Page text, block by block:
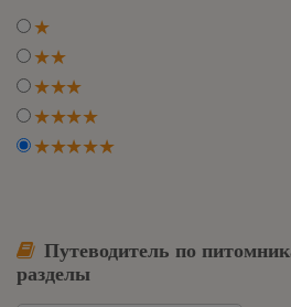
Путеводитель по
разделы